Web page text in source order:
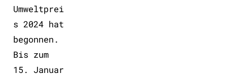
Umweltprei
s 2024 hat
begonnen.
Bis zum
15. Januar